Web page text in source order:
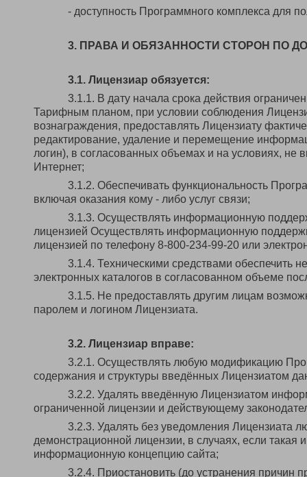
- доступность Программного комплекса для
3. ПРАВА И ОБЯЗАННОСТИ СТОРОН ПО
3.1. Лицензиар обязуется:
3.1.1. В дату начала срока действия
Тарифным планом, при условии соблюдения
вознаграждения, предоставлять Лицензиату
редактирование, удаление и перемещение
логин), в согласованных объемах и на условиях, не
Интернет;
3.1.2. Обеспечивать функциональность
включая оказания кому - либо услуг связи;
3.1.3. Осуществлять информационную
лицензией Осуществлять информационную
лицензией по телефону 8-800-234-99-20 или
3.1.4. Техническими средствами обеспечить
электронных каталогов в согласованном объеме
3.1.5. Не предоставлять другим лицам
паролем и логином Лицензиата.
3.2. Лицензиар вправе:
3.2.1. Осуществлять любую модификацию
содержания и структуры введённых Лицензиатом
3.2.2. Удалять введённую Лицензиатом
ограниченной лицензии и действующему
3.2.3. Удалять без уведомления
демонстрационной лицензии, в случаях, если
информационную концепцию сайта;
3.2.4. Приостановить (до устранения причин